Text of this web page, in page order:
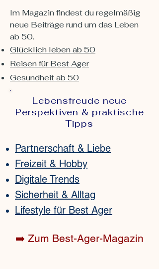
Im Magazin findest du regelmäßig
neue Beiträge rund um das Leben
ab 50.
Glücklich leben ab 50
Reisen für Best Ager
Gesundheit ab 50
Lebensfreude neue
Perspektiven & praktische
Tipps
Partnerschaft & Liebe
Freizeit & Hobby
Digitale Trends
Sicherheit & Alltag
Lifestyle für Best Ager
➡️ Zum Best-Ager-Magazin